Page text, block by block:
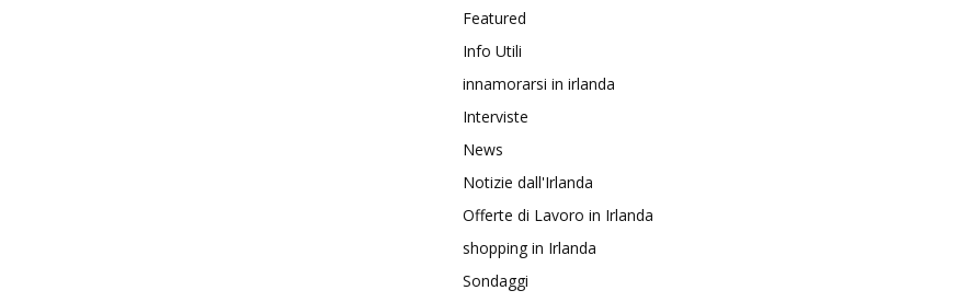
Featured
Info Utili
innamorarsi in irlanda
Interviste
News
Notizie dall'Irlanda
Offerte di Lavoro in Irlanda
shopping in Irlanda
Sondaggi